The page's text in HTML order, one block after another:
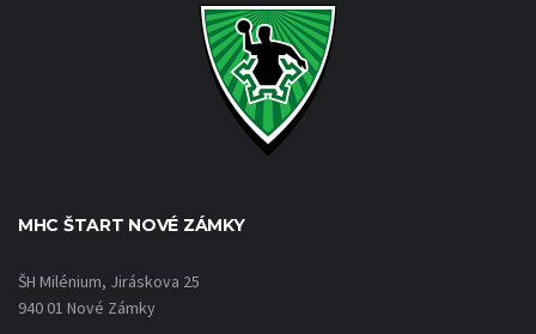
MHC ŠTART NOVÉ ZÁMKY
ŠH Milénium, Jiráskova 25
940 01 Nové Zámky